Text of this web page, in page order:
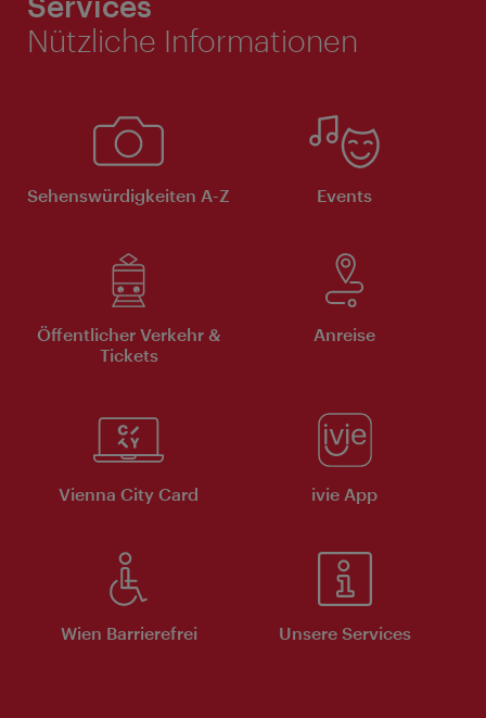
Nützliche Informationen
Sehenswürdigkeiten A-Z Events
Öffentlicher Verkehr &
Tickets
Anreise
Vienna City Card ivie App
Wien Barrierefrei Unsere Services